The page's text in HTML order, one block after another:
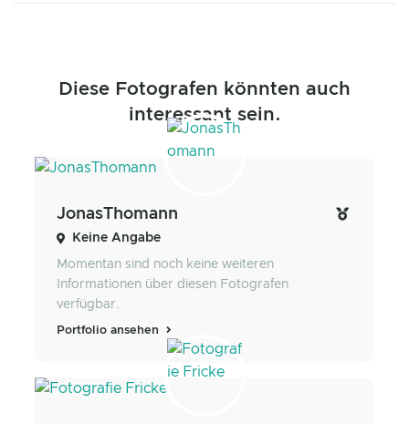
Diese Fotografen könnten auch
interessant sein.
JonasThomann
Keine Angabe
Momentan sind noch keine weiteren
Informationen über diesen Fotografen
verfügbar.
Portfolio ansehen